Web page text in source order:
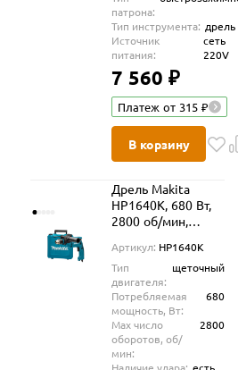
патрона:
Тип инструмента: дрель
Источник
питания:
сеть
220V
7 560 ₽
Платеж от 315 ₽
В корзину
Дрель Makita
HP1640K, 680 Вт,
2800 об/мин,
Артикул: HP1640K
Тип
двигателя:
щеточный
Потребляемая
мощность, Вт:
680
Max число
оборотов, об/
мин:
2800